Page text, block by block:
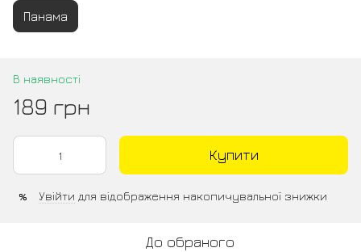
Панама
В наявності
189 грн
Купити
% Увійти для відображення накопичувальної знижки
До обраного